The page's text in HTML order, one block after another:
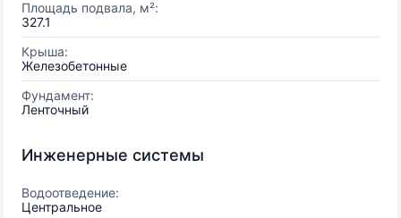
Площадь подвала, м²:
327.1
Крыша:
Железобетонные
Фундамент:
Ленточный
Инженерные системы
Водоотведение:
Центральное